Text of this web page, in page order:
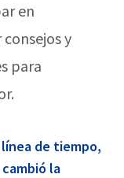
en
y
para
de tiempo,
la